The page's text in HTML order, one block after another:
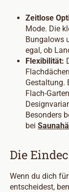
Zeitlose
Mode. Die
Bungalows
egal, ob
Flexibilität:
Gestaltung.
Flach-
Besonders
bei
Die
Wenn du dich
entscheidest,